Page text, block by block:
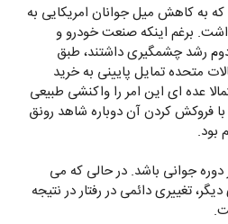
به کاهش میل جوانان امریکایی به
برغم اینکه صنعت خودرو و
رشد چشمگیری داشتند، طبق
متحده تمایل پایینی به خرید
عده ای این امر را واکنشی طبیعی
با فروکش کردن آن دوباره شاهد رونق
بود.
جوانی باشد. در حالی که می
تغییری دائمی در رفتار در نتیجه